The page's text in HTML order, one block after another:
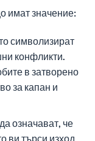
имат значение:
символизират
конфликти.
в затворено
за капан и
означават, че
ви търси изход